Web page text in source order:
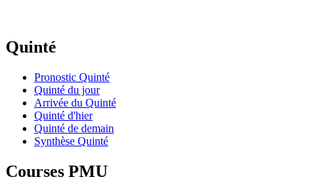
Quinté
Pronostic Quinté
Quinté du jour
Arrivée du Quinté
Quinté d'hier
Quinté de demain
Synthèse Quinté
Courses PMU